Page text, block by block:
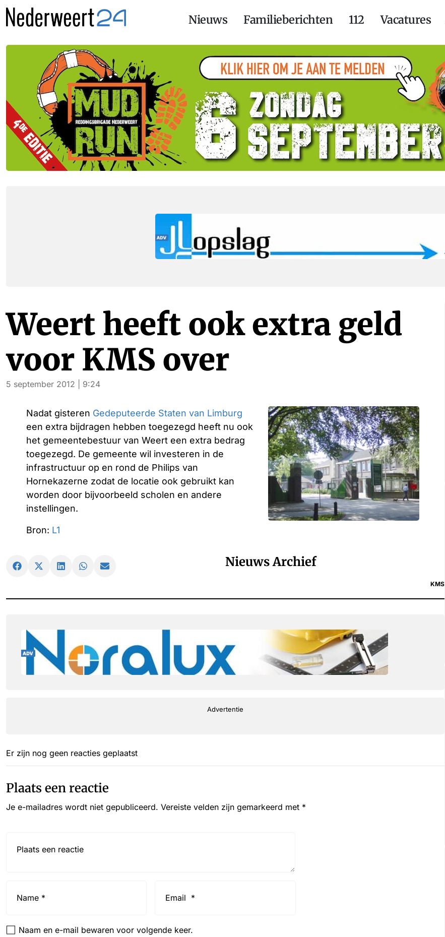
Nieuws Familieberichten 112 Vacatures
Weert heeft ook extra geld
voor KMS over
5 september 2012 | 9:24
Nadat gisteren Gedeputeerde Staten van Limburg
een extra bijdragen hebben toegezegd heeft nu ook
het gemeentebestuur van Weert een extra bedrag
toegezegd. De gemeente wil investeren in de
infrastructuur op en rond de Philips van
Hornekazerne zodat de locatie ook gebruikt kan
worden door bijvoorbeeld scholen en andere
instellingen.
Bron: L1
Nieuws Archief
KMS
Advertentie
Er zijn nog geen reacties geplaatst
Plaats een reactie
Je e-mailadres wordt niet gepubliceerd. Vereiste velden zijn gemarkeerd met *
Naam en e-mail bewaren voor volgende keer.